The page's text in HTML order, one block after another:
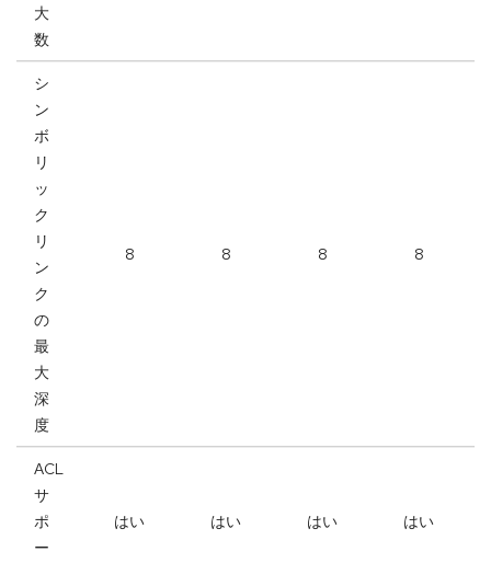
大
数
シ
ン
ボ
リ
ッ
ク
リ
ン
ク
の
最
大
深
度
8 8 8 8
ACL
サ
ポ
ー
はい はい はい はい